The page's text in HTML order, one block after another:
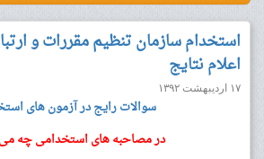
استخدام سازمان تنظیم مقررات و
اعلام نتایج
۱۷ اردیبهشت ۱۳۹۲
سوالات رایج در آزمون های
در مصاحبه های استخدامی چه